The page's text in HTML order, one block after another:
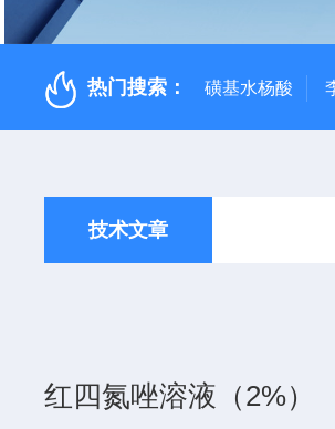
热门搜索： 磺基水杨酸
技术文章
红四氮唑溶液（2%）